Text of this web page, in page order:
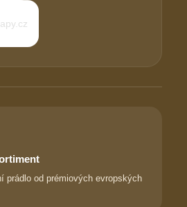
prádlo od prémiových evropských